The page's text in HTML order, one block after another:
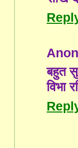
बहुत
विभा